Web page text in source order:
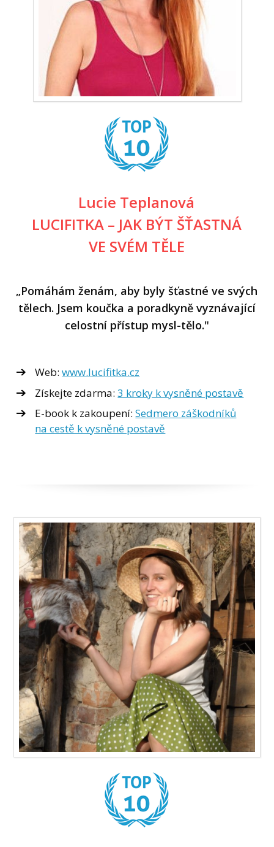
Lucie Teplanová
LUCIFITKA – JAK BÝT ŠŤASTNÁ
VE SVÉM TĚLE
„Pomáhám ženám, aby byly šťastné ve svých
tělech. Jsem koučka a poradkyně vyznávající
celostní přístup mysl-tělo."
Web:www.lucifitka.cz
Získejte zdarma:3 kroky k vysněné postavě
E-book k zakoupení:Sedmero záškodníků
na cestě k vysněné postavě